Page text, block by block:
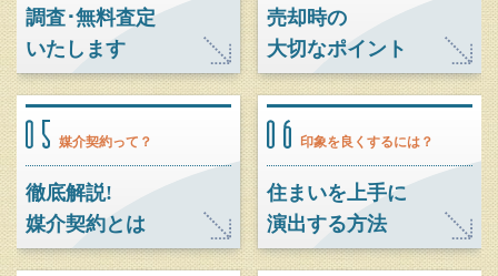
調査･無料査定
いたします
売却時の
大切なポイント
媒介契約って？
徹底解説!
媒介契約とは
印象を良くするには？
住まいを上手に
演出する方法